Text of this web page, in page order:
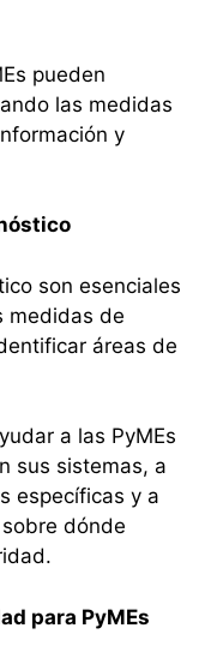
pueden
las medidas
y
son esenciales
medidas de
áreas de
a las PyMEs
sus sistemas, a
específicas y a
dónde
para PyMEs